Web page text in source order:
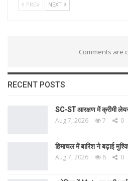
PREV NEXT
Comments are
RECENT POSTS
SC-ST आरक्षण में क्रीमी
Aug 7, 2026 7 0
हिमाचल में बारिश ने बढ़ाई
Aug 7, 2026 6 0